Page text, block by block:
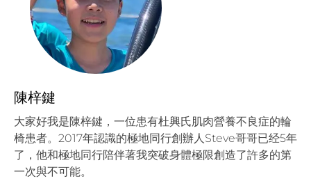
陳梓鍵
大家好我是陳梓鍵，一位患有杜興氏肌肉營養不良症的輪
椅患者。2017年認識的極地同行創辦人Steve哥哥已经5年
了，他和極地同行陪伴著我突破身體極限創造了許多的第
一次與不可能。